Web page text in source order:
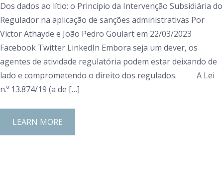
Dos dados ao lítio: o Princípio da Intervenção Subsidiária do
Regulador na aplicação de sanções administrativas Por
Victor Athayde e João Pedro Goulart em 22/03/2023
Facebook Twitter LinkedIn Embora seja um dever, os
agentes de atividade regulatória podem estar deixando de
lado e comprometendo o direito dos regulados. A Lei
n.º 13.874/19 (a de […]
LEARN MORE